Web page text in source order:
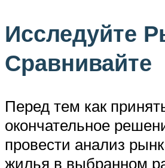
Исследуйте
Сравнивайте
Перед тем как
окончательное
провести анализ
жилья в выбранном